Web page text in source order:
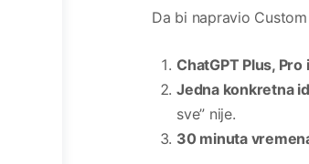
Da bi napravio
ChatGPT Plus, Pro
Jedna konkretna
sve” nije.
30 minuta